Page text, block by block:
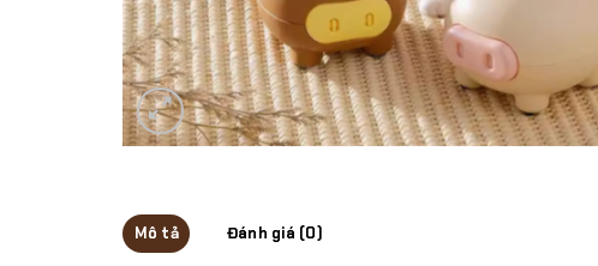
Mô tả Đánh giá (0)